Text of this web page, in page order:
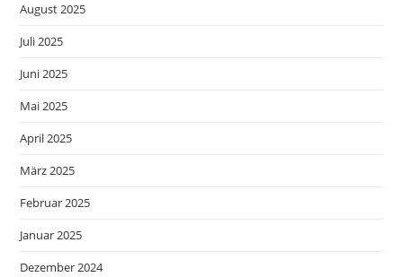
August 2025
Juli 2025
Juni 2025
Mai 2025
April 2025
März 2025
Februar 2025
Januar 2025
Dezember 2024